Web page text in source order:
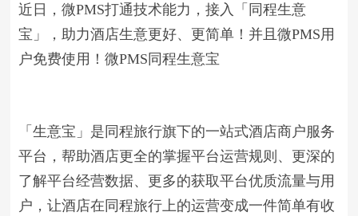
近日，微PMS打通技术能力，接入「同程生意
宝」，助力酒店生意更好、更简单！并且微PMS用
户免费使用！微PMS同程生意宝
「生意宝」是同程旅行旗下的一站式酒店商户服务
平台，帮助酒店更全的掌握平台运营规则、更深的
了解平台经营数据、更多的获取平台优质流量与用
户，让酒店在同程旅行上的运营变成一件简单有收